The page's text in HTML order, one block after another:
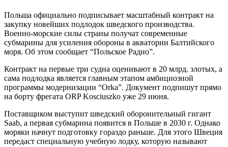
Польша официально подписывает масштабный контракт на
закупку новейших подлодок шведского производства.
Военно-морские силы страны получат современные
субмарины для усиления обороны в акватории Балтийского
моря. Об этом сообщает “Польское Радио”.
Контракт на первые три судна оценивают в 20 млрд. злотых, а
сама подлодка является главным этапом амбициозной
программы модернизации “Orka”. Документ подпишут прямо
на борту фрегата ORP Kosciuszko уже 29 июня.
Поставщиком выступит шведский оборонительный гигант
Saab, а первая субмарина появится в Польше в 2030 г. Однако
моряки начнут подготовку гораздо раньше. Для этого Швеция
передаст специальную учебную лодку, которую называют